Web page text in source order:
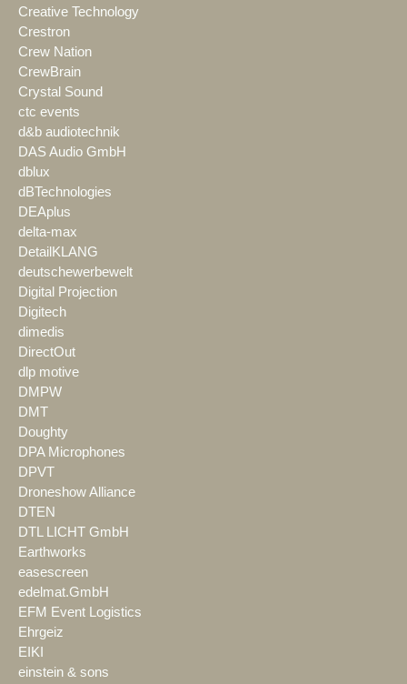
Creative Technology
Crestron
Crew Nation
CrewBrain
Crystal Sound
ctc events
d&b audiotechnik
DAS Audio GmbH
dblux
dBTechnologies
DEAplus
delta-max
DetailKLANG
deutschewerbewelt
Digital Projection
Digitech
dimedis
DirectOut
dlp motive
DMPW
DMT
Doughty
DPA Microphones
DPVT
Droneshow Alliance
DTEN
DTL LICHT GmbH
Earthworks
easescreen
edelmat.GmbH
EFM Event Logistics
Ehrgeiz
EIKI
einstein & sons